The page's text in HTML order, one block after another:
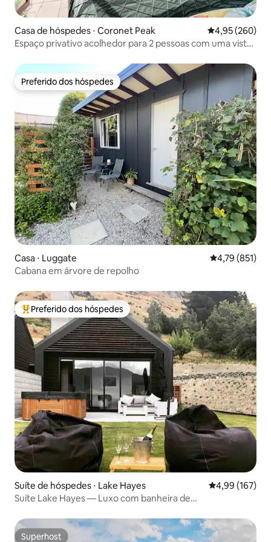
Casa de hóspedes ⋅ Coronet Peak 4,95 de uma
4,95 (260)
Espaço privativo acolhedor para 2 pessoas com uma vista
Preferido dos hóspedes
Preferido dos hóspedes
Casa ⋅ Luggate 4,79 de uma
4,79 (851)
Cabana em árvore de repolho
Entre os melhores preferidos dos hóspedes
Preferido dos hóspedes
Suíte de hóspedes ⋅ Lake Hayes 4,99 de uma
4,99 (167)
Suíte Lake Hayes — Luxo com banheira de
Superhost